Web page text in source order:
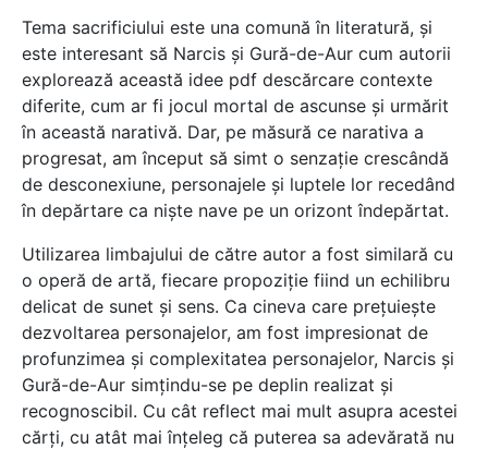
Tema sacrificiului este una comună în literatură, și
este interesant să Narcis și Gură-de-Aur cum autorii
explorează această idee pdf descărcare contexte
diferite, cum ar fi jocul mortal de ascunse și urmărit
în această narativă. Dar, pe măsură ce narativa a
progresat, am început să simt o senzație crescândă
de desconexiune, personajele și luptele lor recedând
în depărtare ca niște nave pe un orizont îndepărtat.
Utilizarea limbajului de către autor a fost similară cu
o operă de artă, fiecare propoziție fiind un echilibru
delicat de sunet și sens. Ca cineva care prețuiește
dezvoltarea personajelor, am fost impresionat de
profunzimea și complexitatea personajelor, Narcis și
Gură-de-Aur simțindu-se pe deplin realizat și
recognoscibil. Cu cât reflect mai mult asupra acestei
cărți, cu atât mai înțeleg că puterea sa adevărată nu